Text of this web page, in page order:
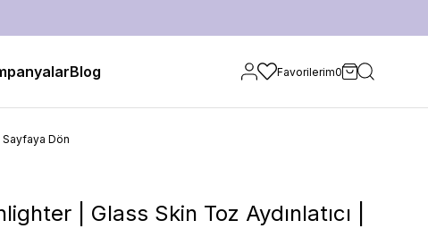
Blog Favorilerim0
Dön
| Glass Skin Toz Aydınlatıcı |